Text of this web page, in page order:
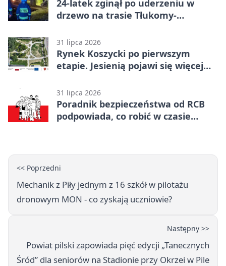
24-latek zginął po uderzeniu w
drzewo na trasie Tłukomy-
31 lipca 2026
Rynek Koszycki po pierwszym
etapie. Jesienią pojawi się więcej
31 lipca 2026
Poradnik bezpieczeństwa od RCB
podpowiada, co robić w czasie
<< Poprzedni
Mechanik z Piły jednym z 16 szkół w pilotażu
dronowym MON - co zyskają uczniowie?
Następny >>
Powiat pilski zapowiada pięć edycji „Tanecznych
Śród” dla seniorów na Stadionie przy Okrzei w Pile